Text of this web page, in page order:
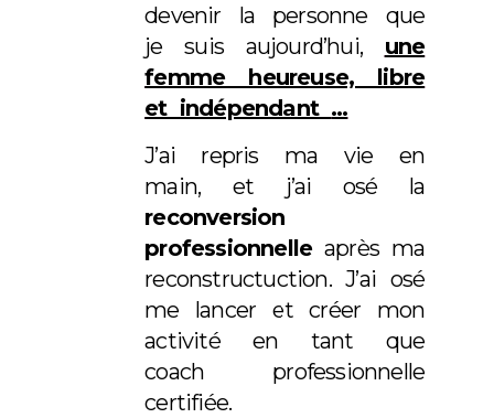
devenir la personne que
je suis aujourd’hui, une
femme heureuse, libre
et indépendant …
J’ai repris ma vie en
main, et j’ai osé la
reconversion
professionnelleaprès ma
reconstructuction. J’ai osé
me lancer et créer mon
activité en tant que
coach professionnelle
certifiée.